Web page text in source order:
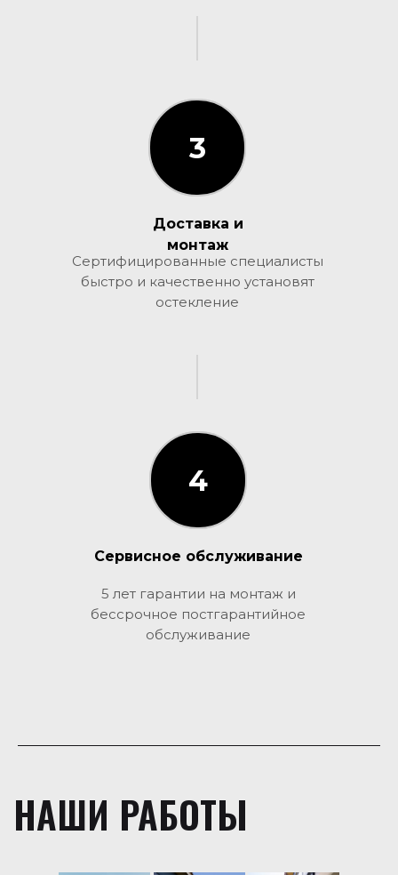
3
Сервисное обслуживание
5 лет гарантии на монтаж и
бессрочное постгарантийное
обслуживание
4
3
Доставка и
монтаж
Сертифицированные специалисты
быстро и качественно установят
остекление
3
НАШИ РАБОТЫ